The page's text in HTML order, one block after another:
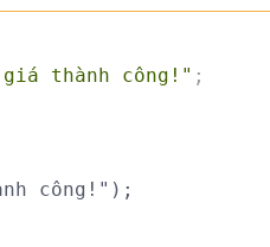
giá thành công!" ;
công!");